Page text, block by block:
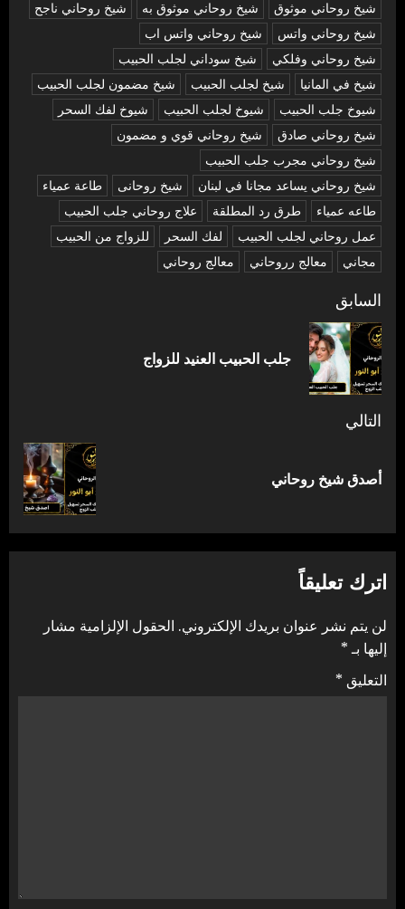
شيخ روحاني موثوق شيخ روحاني موثوق به
شيخ روحاني ناجح
شيخ روحاني واتس
شيخ روحاني واتس اب
شيخ روحاني وفلكي
شيخ سوداني لجلب الحبيب
شيخ في المانيا
شيخ لجلب الحبيب
شيخ مضمون لجلب الحبيب
شيوخ جلب الحبيب
شيوخ لجلب الحبيب
شيوخ لفك السحر
شیخ روحاني صادق
شیخ روحاني قوي و مضمون
شیخ روحاني مجرب جلب الحبيب
شیخ روحاني يساعد مجانا في لبنان
شیخ روحانی
طاعة عمياء
طاعه عمياء
طرق رد المطلقة
علاج روحاني جلب الحبيب
عمل روحاني لجلب الحبيب
لفك السحر
للزواج من الحبيب
مجاني
معالج رروحاني معالج روحاني
تصفّح
المقالات
السابق
جلب الحبيب العنيد للزواج
التالي
المقالة
أصدق شيخ روحاني
اترك تعليقاً
لن يتم نشر عنوان بريدك الإلكتروني. الحقول الإلزامية مشار
إليها بـ*
التعليق *